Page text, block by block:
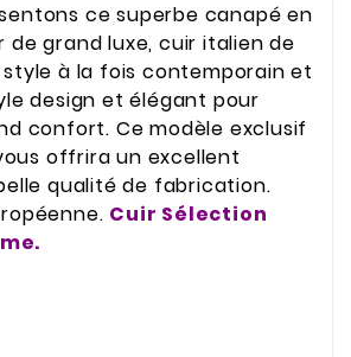
ce superbe canapé en
de grand luxe, cuir italien de
à la fois contemporain et
design et élégant pour
confort. Ce modèle exclusif
offrira un excellent
qualité de fabrication.
Cuir Sélection